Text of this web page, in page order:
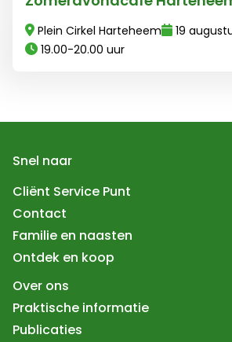
Plein Cirkel Harteheem
19
19.00-20.00 uur
Snel naar
Cliënt Service Punt
Contact
Familie en naasten
Ontdek en koop
Over ons
Praktische informatie
Publicaties